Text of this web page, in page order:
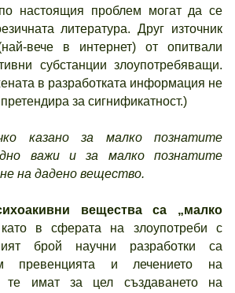
настоящия проблем могат да се
литература. Друг източник
вече в интернет) от опитвали
субстанции злоупотребяващи.
в разработката информация не
за сигнификатност.)
казано за малко познатите
важи и за малко познатите
на дадено вещество.
вещества са „малко
в сферата на злоупотреби с
брой научни разработки са
превенцията и лечението на
те имат за цел създаването на